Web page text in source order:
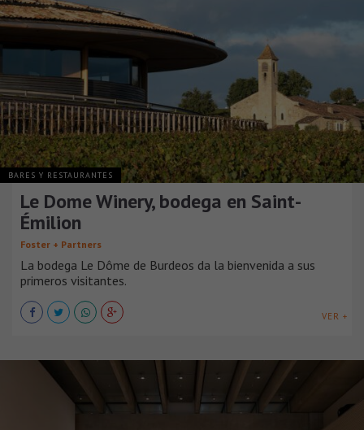
BARES Y RESTAURANTES
Le Dome Winery, bodega en Saint-
Émilion
Foster + Partners
La bodega Le Dôme de Burdeos da la bienvenida a sus
primeros visitantes.
VER +